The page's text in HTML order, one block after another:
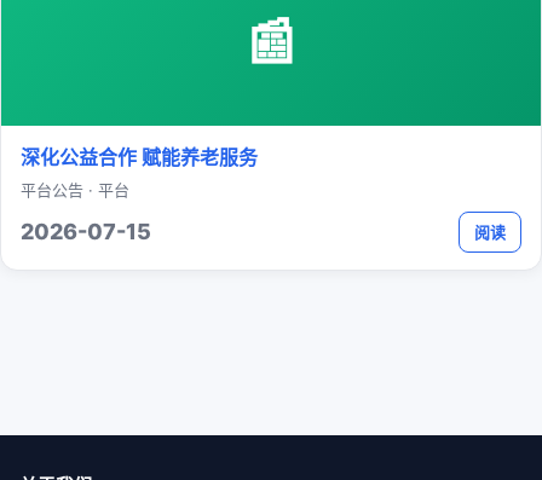
📰
深化公益合作 赋能养老服务
平台公告 · 平台
2026-07-15 阅读